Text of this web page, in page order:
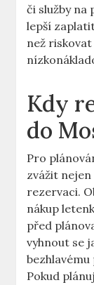
či služby na
lepší
než
Kdy
do
Pro
zvážit nejen
rezervaci.
nákup
před
vyhnout se
Pokud